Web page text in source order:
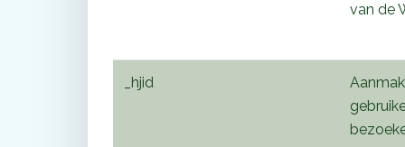
van de
_hjid